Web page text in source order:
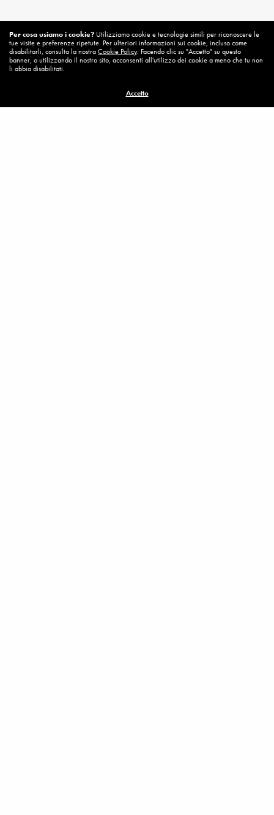
Per cosa usiamo i cookie? Utilizziamo cookie e tecnologie simili per riconoscere le
tue visite e preferenze ripetute. Per ulteriori informazioni sui cookie, incluso come
disabilitarli, consulta la nostraCookie Policy. Facendo clic su "Accetto" su questo
banner, o utilizzando il nostro sito, acconsenti all'utilizzo dei cookie a meno che tu non
li abbia disabilitati.
Accetto